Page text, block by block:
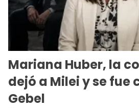
Mariana Huber, la
dejó a Milei y se fue
Gebel